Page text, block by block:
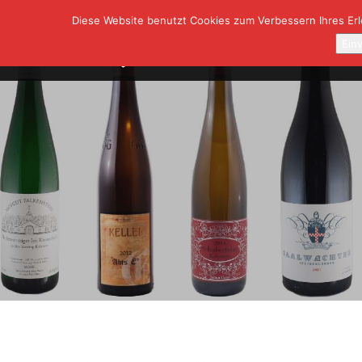
Diese Website benutzt Cookies zum Verbessern Ihres